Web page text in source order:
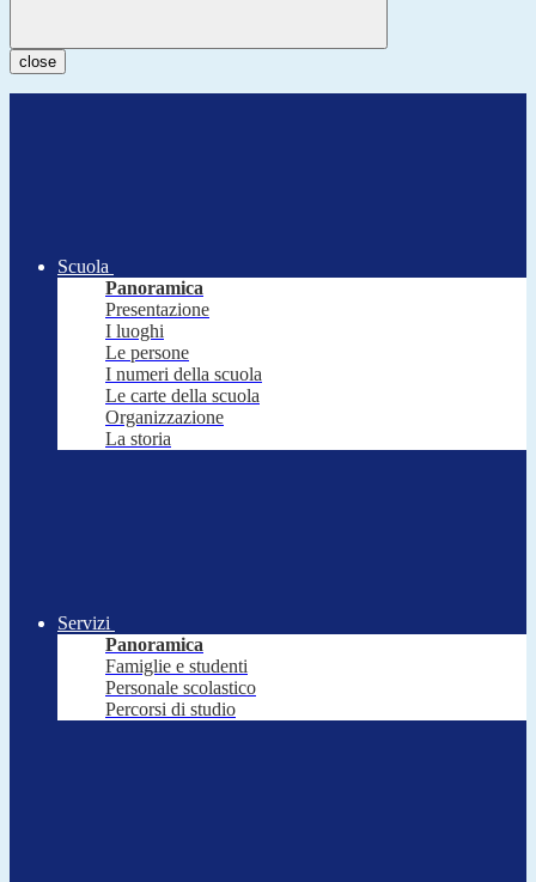
close
Scuola
Panoramica
Presentazione
I luoghi
Le persone
I numeri della scuola
Le carte della scuola
Organizzazione
La storia
Servizi
Panoramica
Famiglie e studenti
Personale scolastico
Percorsi di studio